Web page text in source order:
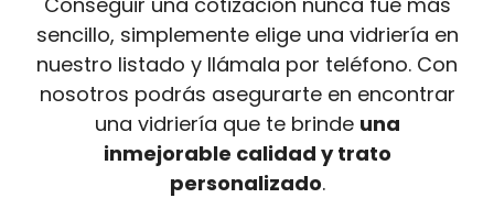
sencillo, simplemente elige una vidriería en
nuestro listado y llámala por teléfono. Con
nosotros podrás asegurarte en encontrar
una vidriería que te brinde una
inmejorable calidad y trato
personalizado.